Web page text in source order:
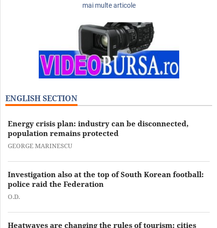
mai multe articole
ENGLISH SECTION
Energy crisis plan: industry can be disconnected,
population remains protected
GEORGE MARINESCU
Investigation also at the top of South Korean football:
police raid the Federation
O.D.
Heatwaves are changing the rules of tourism: cities